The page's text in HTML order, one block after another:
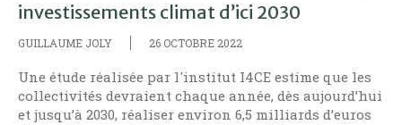
investissements climat d’ici 2030
GUILLAUME JOLY 26 OCTOBRE 2022
Une étude réalisée par l'institut I4CE estime que les
collectivités devraient chaque année, dès aujourd’hui
et jusqu’à 2030, réaliser environ 6,5 milliards d’euros